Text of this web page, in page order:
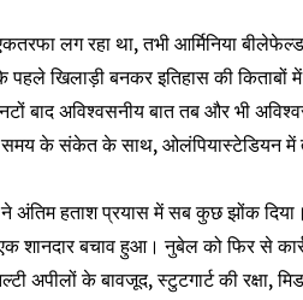
लग रहा था, तभी आर्मिनिया
पहले खिलाड़ी बनकर इतिहास की
बाद अविश्वसनीय बात तब और भी
समय के संकेत के साथ, ओलंपियास्टेडियन में
अंतिम हताश प्रयास में सब कुछ झोंक
शानदार बचाव हुआ। नुबेल को फिर से
अपीलों के बावजूद, स्टुटगार्ट की रक्षा,